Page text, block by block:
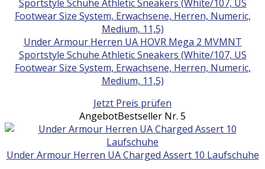
Under Armour Herren UA HOVR Mega 2 MVMNT
Sportstyle Schuhe Athletic Sneakers (White/107, US
Footwear Size System, Erwachsene, Herren, Numeric,
Medium, 11,5)
Jetzt Preis prüfen
AngebotBestseller Nr. 5
Under Armour Herren UA Charged Assert 10 Laufschuhe